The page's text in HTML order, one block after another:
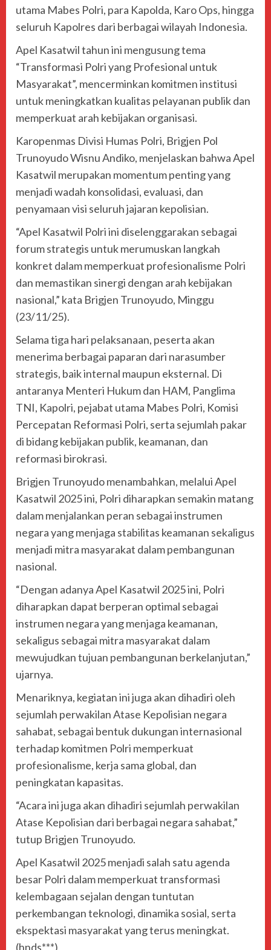
utama Mabes Polri, para Kapolda, Karo Ops, hingga
seluruh Kapolres dari berbagai wilayah Indonesia.
Apel Kasatwil tahun ini mengusung tema
“Transformasi Polri yang Profesional untuk
Masyarakat”, mencerminkan komitmen institusi
untuk meningkatkan kualitas pelayanan publik dan
memperkuat arah kebijakan organisasi.
Karopenmas Divisi Humas Polri, Brigjen Pol
Trunoyudo Wisnu Andiko, menjelaskan bahwa Apel
Kasatwil merupakan momentum penting yang
menjadi wadah konsolidasi, evaluasi, dan
penyamaan visi seluruh jajaran kepolisian.
“Apel Kasatwil Polri ini diselenggarakan sebagai
forum strategis untuk merumuskan langkah
konkret dalam memperkuat profesionalisme Polri
dan memastikan sinergi dengan arah kebijakan
nasional,” kata Brigjen Trunoyudo, Minggu
(23/11/25).
Selama tiga hari pelaksanaan, peserta akan
menerima berbagai paparan dari narasumber
strategis, baik internal maupun eksternal. Di
antaranya Menteri Hukum dan HAM, Panglima
TNI, Kapolri, pejabat utama Mabes Polri, Komisi
Percepatan Reformasi Polri, serta sejumlah pakar
di bidang kebijakan publik, keamanan, dan
reformasi birokrasi.
Brigjen Trunoyudo menambahkan, melalui Apel
Kasatwil 2025 ini, Polri diharapkan semakin matang
dalam menjalankan peran sebagai instrumen
negara yang menjaga stabilitas keamanan sekaligus
menjadi mitra masyarakat dalam pembangunan
nasional.
“Dengan adanya Apel Kasatwil 2025 ini, Polri
diharapkan dapat berperan optimal sebagai
instrumen negara yang menjaga keamanan,
sekaligus sebagai mitra masyarakat dalam
mewujudkan tujuan pembangunan berkelanjutan,”
ujarnya.
Menariknya, kegiatan ini juga akan dihadiri oleh
sejumlah perwakilan Atase Kepolisian negara
sahabat, sebagai bentuk dukungan internasional
terhadap komitmen Polri memperkuat
profesionalisme, kerja sama global, dan
peningkatan kapasitas.
“Acara ini juga akan dihadiri sejumlah perwakilan
Atase Kepolisian dari berbagai negara sahabat,”
tutup Brigjen Trunoyudo.
Apel Kasatwil 2025 menjadi salah satu agenda
besar Polri dalam memperkuat transformasi
kelembagaan sejalan dengan tuntutan
perkembangan teknologi, dinamika sosial, serta
ekspektasi masyarakat yang terus meningkat.
(hnds***)